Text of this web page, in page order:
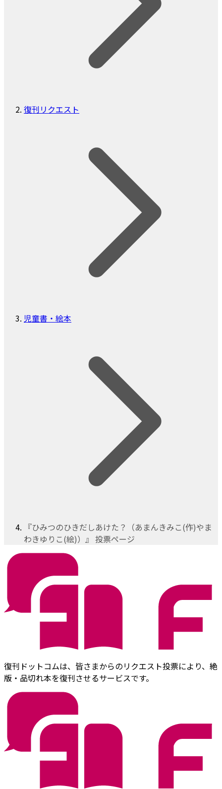
復刊リクエスト
児童書・絵本
『ひみつのひきだしあけた？（あまんきみこ(作)やま
わきゆりこ(絵)）』 投票ページ
復刊ドットコムは、皆さまからのリクエスト投票により、絶
版・品切れ本を復刊させるサービスです。